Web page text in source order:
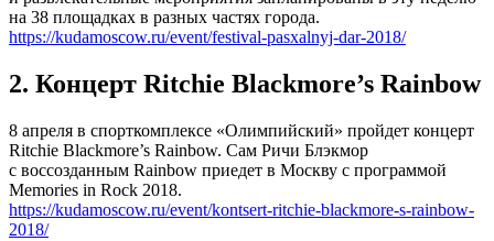
на 38 площадках в разных частях города.
https://kudamoscow.ru/event/festival-pasxalnyj-dar-2018/
2. Концерт Ritchie Blackmore’s Rainbow
8 апреля в спорткомплексе «Олимпийский» пройдет концерт
Ritchie Blackmore’s Rainbow. Сам Ричи Блэкмор
с воссозданным Rainbow приедет в Москву с программой
Memories in Rock 2018.
https://kudamoscow.ru/event/kontsert-ritchie-blackmore-s-rainbow-
2018/